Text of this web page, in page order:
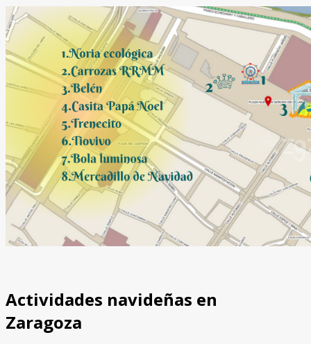
Actividades navideñas en
Zaragoza